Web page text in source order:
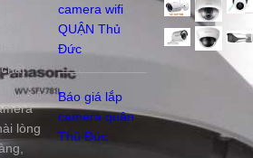
chất
lòng
camera wifi
QUẬN Thủ
Đức
Báo giá lắp
camera quận
Thủ Đức